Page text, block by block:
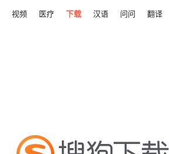
视频 医疗 下载 汉语 问问 翻译